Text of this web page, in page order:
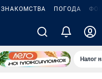
ЗНАКОМСТВА ПОГОДА
Налог